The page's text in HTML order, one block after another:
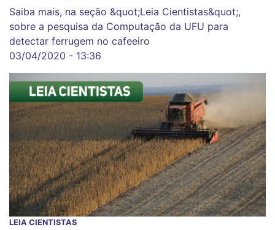
Saiba mais, na seção &quot;Leia Cientistas&quot;,
sobre a pesquisa da Computação da UFU para
detectar ferrugem no cafeeiro
03/04/2020 - 13:36
LEIA CIENTISTAS